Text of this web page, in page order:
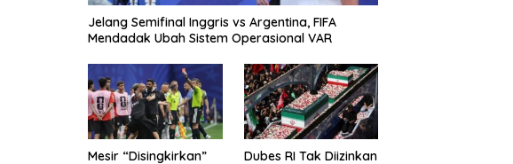
Jelang Semifinal Inggris vs Argentina, FIFA
Mendadak Ubah Sistem Operasional VAR
Mesir “Disingkirkan”
Dubes RI Tak Diizinkan